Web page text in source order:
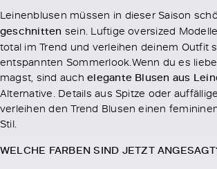
Leinenblusen müssen in dieser Saison
geschnitten sein. Luftige oversized
total im Trend und verleihen deinem Outfit
entspannten Sommerlook.Wenn du es
magst, sind auchelegante Blusen aus
Alternative. Details aus Spitze oder
verleihen den Trend Blusen einen
Stil.
WELCHE FARBEN SIND JETZT